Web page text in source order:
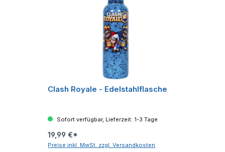
Clash Royale - Edelstahlflasche
Sofort verfügbar, Lieferzeit: 1-3 Tage
19,99 €*
Preise inkl. MwSt. zzgl. Versandkosten